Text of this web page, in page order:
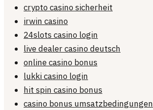
crypto casino sicherheit
irwin casino
24slots casino login
live dealer casino deutsch
online casino bonus
lukki casino login
hit spin casino bonus
casino bonus umsatzbedingungen